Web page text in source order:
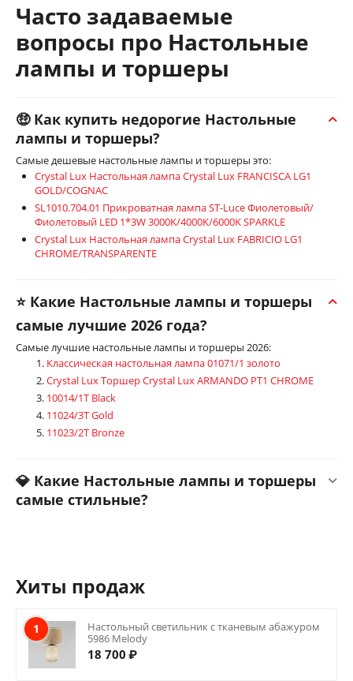
Часто задаваемые
вопросы про Настольные
лампы и торшеры
🤑 Как купить недорогие Настольные
лампы и торшеры?
Самые дешевые настольные лампы и торшеры это:
Crystal Lux Настольная лампа Crystal Lux FRANCISCA LG1
GOLD/COGNAC
SL1010.704.01 Прикроватная лампа ST-Luce Фиолетовый/
Фиолетовый LED 1*3W 3000K/4000K/6000K SPARKLE
Crystal Lux Настольная лампа Crystal Lux FABRICIO LG1
CHROME/TRANSPARENTE
⭐ Какие Настольные лампы и торшеры
самые лучшие 2026 года?
Самые лучшие настольные лампы и торшеры 2026:
Классическая настольная лампа 01071/1 золото
Crystal Lux Торшер Crystal Lux ARMANDO PT1 CHROME
10014/1T Black
11024/3T Gold
11023/2T Bronze
💎 Какие Настольные лампы и торшеры
самые стильные?
Хиты продаж
1
Настольный светильник с тканевым абажуром
5986 Melody
18 700 ₽